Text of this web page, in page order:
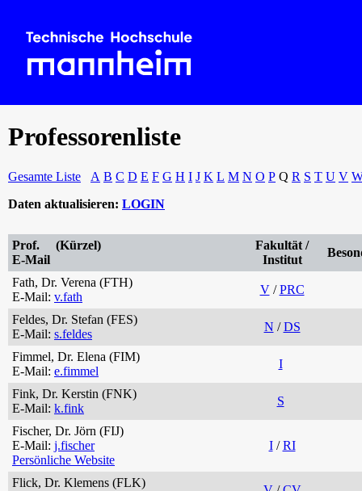
Professorenliste
Gesamte Liste A B C D E F G H I J K L M N O P Q R S T U V
Daten aktualisieren: LOGIN
Prof. (Kürzel)
E-Mail
Fakultät /
Institut
Fath, Dr. Verena (FTH)
E-Mail: v.fath
V/PRC
Feldes, Dr. Stefan (FES)
E-Mail: s.feldes
N /DS
Fimmel, Dr. Elena (FIM)
E-Mail: e.fimmel
I
Fink, Dr. Kerstin (FNK)
E-Mail: k.fink
S
Fischer, Dr. Jörn (FIJ)
E-Mail: j.fischer
Persönliche Website
I/RI
Flick, Dr. Klemens (FLK)